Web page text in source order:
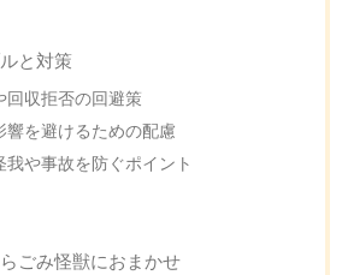
と対策
回収拒否の回避策
響を避けるための配慮
我や事故を防ぐポイント
ごみ怪獣におまかせ